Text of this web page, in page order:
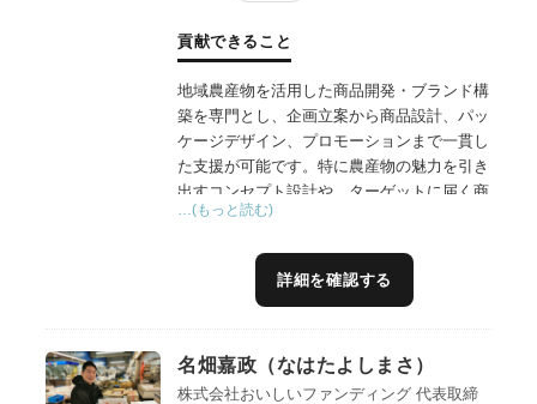
貢献できること
地域農産物を活用した商品開発・ブランド構
築を専門とし、企画立案から商品設計、パッ
ケージデザイン、プロモーションまで一貫し
た支援が可能です。特に農産物の魅力を引き
出すコンセプト設計や、ターゲットに届く商
品ストーリーづくりを得意とし、消費者視点
内外のデザイナーやシェフなどと連携した開
発体制の構築も行っており、農林漁業者が自
す。
…(もっと読む)
詳細を確認する
名畑嘉政（なはたよしまさ）
株式会社おいしいファンディング 代表取締